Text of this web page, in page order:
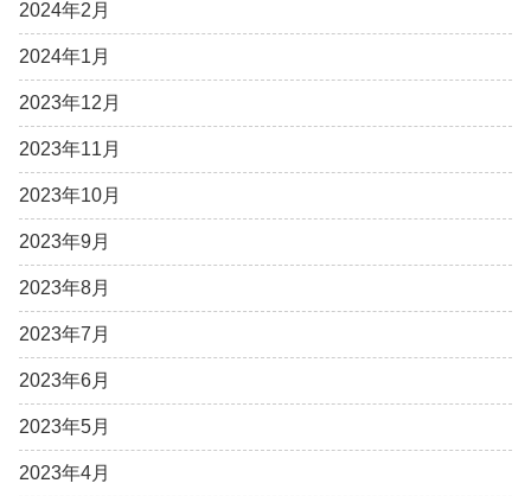
2024年2月
2024年1月
2023年12月
2023年11月
2023年10月
2023年9月
2023年8月
2023年7月
2023年6月
2023年5月
2023年4月